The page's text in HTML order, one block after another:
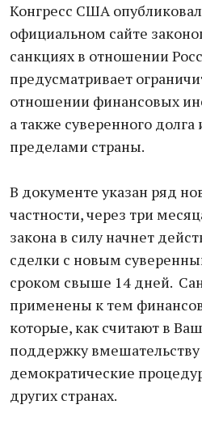
Конгресс США
официальном сайте
санкциях в отношении
предусматривает
отношении финансовых
а также суверенного
пределами страны.
В документе указан ряд
частности, через три
закона в силу начнет
сделки с новым
сроком свыше 14 дней.
применены к тем
которые, как считают в
поддержку
демократические
других странах.